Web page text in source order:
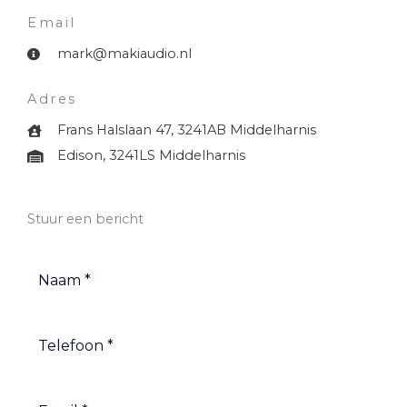
Email
mark@makiaudio.nl
Adres
Frans Halslaan 47, 3241AB Middelharnis
Edison, 3241LS Middelharnis
Stuur een bericht